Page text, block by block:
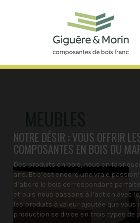
NOTRE DÉSIR : VOUS OFFRIR
COMPOSANTES EN BOIS DU
Des produits en bois, nous en
ans. Et c’est encore une vraie
d’abord le bois correspondant
et puis nous passons à l’action avec
les produits à valeur ajoutée que vous
production se divise en trois types de